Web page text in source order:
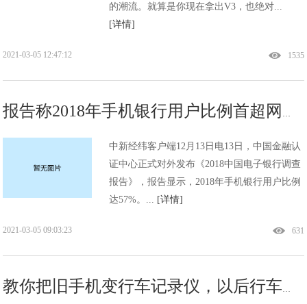
的潮流。就算是你现在拿出V3，也绝对...
[详情]
1535
2021-03-05 12:47:12
中新经纬客户端12月13日电13日，中国金融认
证中心正式对外发布《2018中国电子银行调查
报告》，报告显示，2018年手机银行用户比例
达57%。...
[详情]
631
2021-03-05 09:03:23
教你把旧手机变行车记录仪，以后行车记录仪都不用买，还清晰好用!